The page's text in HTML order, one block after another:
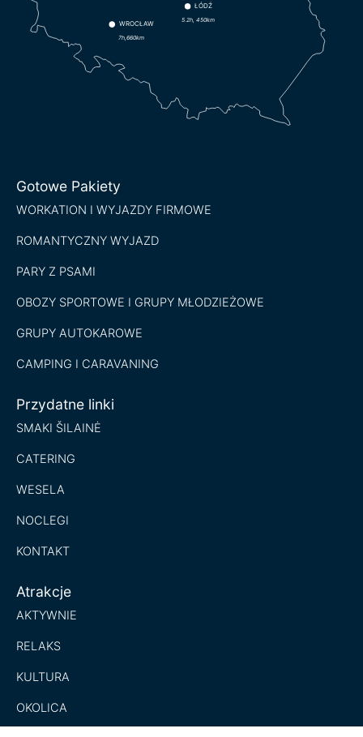
ŁÓDŹ
5.2h, 450km
WROCŁAW
7h,660km
Gotowe Pakiety
WORKATION I WYJAZDY FIRMOWE
ROMANTYCZNY WYJAZD
PARY Z PSAMI
OBOZY SPORTOWE I GRUPY MŁODZIEŻOWE
GRUPY AUTOKAROWE
CAMPING I CARAVANING
Przydatne linki
SMAKI ŠILAINĖ
CATERING
WESELA
NOCLEGI
KONTAKT
Atrakcje
AKTYWNIE
RELAKS
KULTURA
OKOLICA